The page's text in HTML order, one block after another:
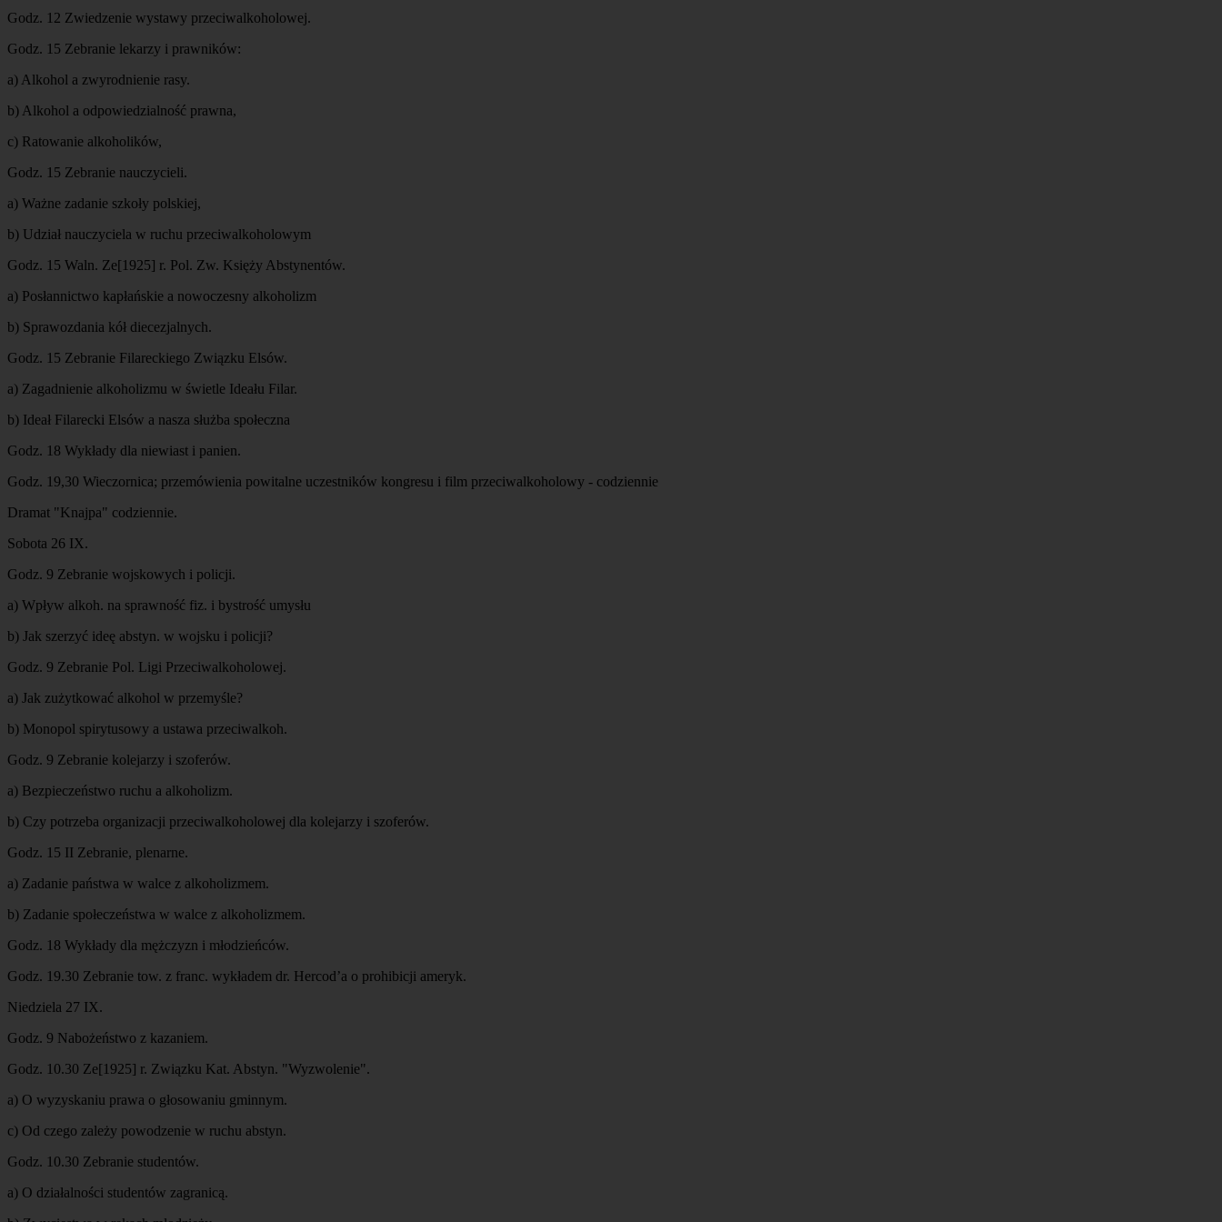
Godz. 12 Zwiedzenie wystawy przeciwalkoholowej.
Godz. 15 Zebranie lekarzy i prawników:
a) Alkohol a zwyrodnienie rasy.
b) Alkohol a odpowiedzialność prawna,
c) Ratowanie alkoholików,
Godz. 15 Zebranie nauczycieli.
a) Ważne zadanie szkoły polskiej,
b) Udział nauczyciela w ruchu przeciwalkoholowym
Godz. 15 Waln. Ze[1925] r. Pol. Zw. Księży Abstynentów.
a) Posłannictwo kapłańskie a nowoczesny alkoholizm
b) Sprawozdania kół diecezjalnych.
Godz. 15 Zebranie Filareckiego Związku Elsów.
a) Zagadnienie alkoholizmu w świetle Ideału Filar.
b) Ideał Filarecki Elsów a nasza służba społeczna
Godz. 18 Wykłady dla niewiast i panien.
Godz. 19,30 Wieczornica; przemówienia powitalne uczestników kongresu i film przeciwalkoholowy - codziennie
Dramat "Knajpa" codziennie.
Sobota 26 IX.
Godz. 9 Zebranie wojskowych i policji.
a) Wpływ alkoh. na sprawność fiz. i bystrość umysłu
b) Jak szerzyć ideę abstyn. w wojsku i policji?
Godz. 9 Zebranie Pol. Ligi Przeciwalkoholowej.
a) Jak zużytkować alkohol w przemyśle?
b) Monopol spirytusowy a ustawa przeciwalkoh.
Godz. 9 Zebranie kolejarzy i szoferów.
a) Bezpieczeństwo ruchu a alkoholizm.
b) Czy potrzeba organizacji przeciwalkoholowej dla kolejarzy i szoferów.
Godz. 15 II Zebranie, plenarne.
a) Zadanie państwa w walce z alkoholizmem.
b) Zadanie społeczeństwa w walce z alkoholizmem.
Godz. 18 Wykłady dla mężczyzn i młodzieńców.
Godz. 19.30 Zebranie tow. z franc. wykładem dr. Hercod’a o prohibicji ameryk.
Niedziela 27 IX.
Godz. 9 Nabożeństwo z kazaniem.
Godz. 10.30 Ze[1925] r. Związku Kat. Abstyn. "Wyzwolenie".
a) O wyzyskaniu prawa o głosowaniu gminnym.
c) Od czego zależy powodzenie w ruchu abstyn.
Godz. 10.30 Zebranie studentów.
a) O działalności studentów zagranicą.